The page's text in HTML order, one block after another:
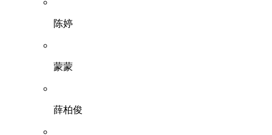
陈婷
蒙蒙
薛柏俊